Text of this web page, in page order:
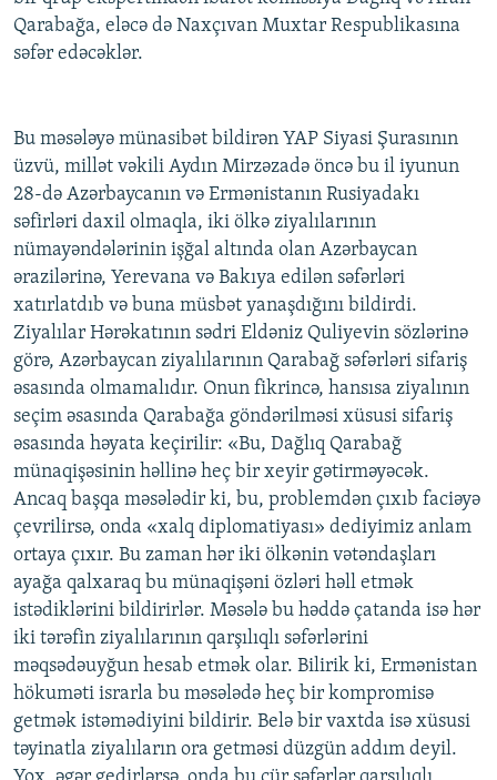
Qarabağa, eləcə də Naxçıvan Muxtar Respublikasına
səfər edəcəklər.
Bu məsələyə münasibət bildirən YAP Siyasi Şurasının
üzvü, millət vəkili Aydın Mirzəzadə öncə bu il iyunun
28-də Azərbaycanın və Ermənistanın Rusiyadakı
səfirləri daxil olmaqla, iki ölkə ziyalılarının
nümayəndələrinin işğal altında olan Azərbaycan
ərazilərinə, Yerevana və Bakıya edilən səfərləri
xatırlatdıb və buna müsbət yanaşdığını bildirdi.
Ziyalılar Hərəkatının sədri Eldəniz Quliyevin sözlərinə
görə, Azərbaycan ziyalılarının Qarabağ səfərləri sifariş
əsasında olmamalıdır. Onun fikrincə, hansısa ziyalının
seçim əsasında Qarabağa göndərilməsi xüsusi sifariş
əsasında həyata keçirilir: «Bu, Dağlıq Qarabağ
münaqişəsinin həllinə heç bir xeyir gətirməyəcək.
Ancaq başqa məsələdir ki, bu, problemdən çıxıb faciəyə
çevrilirsə, onda «xalq diplomatiyası» dediyimiz anlam
ortaya çıxır. Bu zaman hər iki ölkənin vətəndaşları
ayağa qalxaraq bu münaqişəni özləri həll etmək
istədiklərini bildirirlər. Məsələ bu həddə çatanda isə hər
iki tərəfin ziyalılarının qarşılıqlı səfərlərini
məqsədəuyğun hesab etmək olar. Bilirik ki, Ermənistan
hökuməti israrla bu məsələdə heç bir kompromisə
getmək istəmədiyini bildirir. Belə bir vaxtda isə xüsusi
təyinatla ziyalıların ora getməsi düzgün addım deyil.